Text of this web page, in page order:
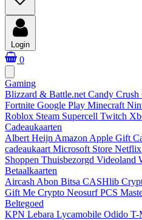
Login
0
Gaming
Blizzard & Battle.net Candy Crush
Fortnite Google Play Minecraft
Roblox Steam Supercell Twitch
Cadeaukaarten
Albert Heijn Amazon Apple Gift
cadeaukaart Microsoft Store Netflix
Shoppen Thuisbezorgd Videoland
Betaalkaarten
Aircash Abon Bitsa CASHlib
Gift Me Crypto NeosurfPCS
Beltegoed
KPN Lebara Lycamobile Odido T-